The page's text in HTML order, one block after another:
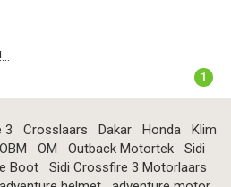
1
3 Crosslaars Dakar Honda
Klim
OBM OM Outback Motortek
Sidi
Boot
Sidi Crossfire 3 Motorlaars